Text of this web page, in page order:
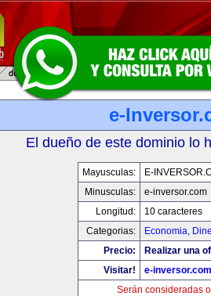
e-
El dueño de este dominio lo
Mayusculas:
E-
Minusculas:
e-inversor.com
Longitud:
10 caracteres
Categorias:
Economia,
Precio:
Realizar una
Visitar!
e-inversor.com
Serán consideradas